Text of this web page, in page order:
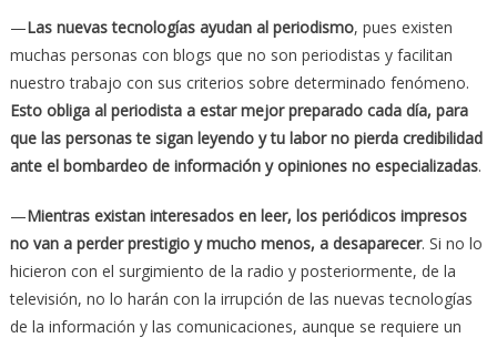
—Las nuevas tecnologías ayudan al periodismo, pues existen
muchas personas con blogs que no son periodistas y facilitan
nuestro trabajo con sus criterios sobre determinado fenómeno.
Esto obliga al periodista a estar mejor preparado cada día, para
que las personas te sigan leyendo y tu labor no pierda credibilidad
ante el bombardeo de información y opiniones no especializadas.
—Mientras existan interesados en leer, los periódicos impresos
no van a perder prestigio y mucho menos, a desaparecer. Si no lo
hicieron con el surgimiento de la radio y posteriormente, de la
televisión, no lo harán con la irrupción de las nuevas tecnologías
de la información y las comunicaciones, aunque se requiere un